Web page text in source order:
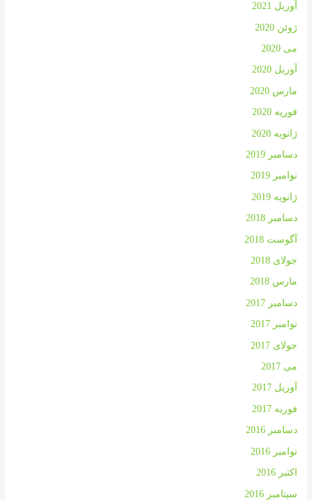
آوریل 2021
ژوئن 2020
می 2020
آوریل 2020
مارس 2020
فوریه 2020
ژانویه 2020
دسامبر 2019
نوامبر 2019
ژانویه 2019
دسامبر 2018
آگوست 2018
جولای 2018
مارس 2018
دسامبر 2017
نوامبر 2017
جولای 2017
می 2017
آوریل 2017
فوریه 2017
دسامبر 2016
نوامبر 2016
اکتبر 2016
سپتامبر 2016